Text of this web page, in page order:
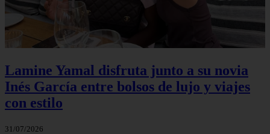
Lamine Yamal disfruta junto a su novia
Inés García entre bolsos de lujo y viajes
con estilo
31/07/2026